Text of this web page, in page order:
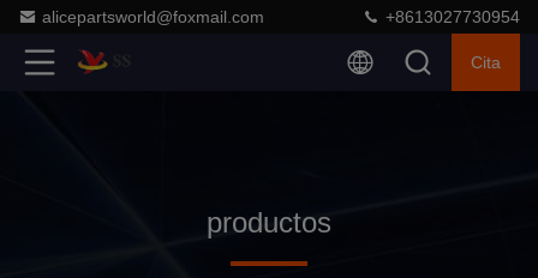
alicepartsworld@foxmail.com +8613027730954
Cita
productos